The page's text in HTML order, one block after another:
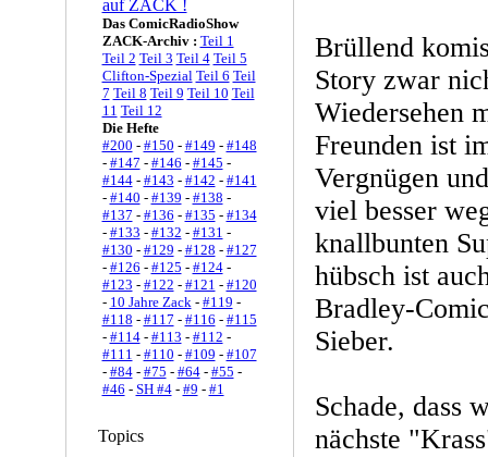
Das ComicRadioShow
ZACK-Archiv : Teil 1
Teil 2 Teil 3 Teil 4 Teil 5
Clifton-Spezial Teil 6 Teil
7 Teil 8 Teil 9 Teil 10 Teil
11 Teil 12
Die Hefte
#200 - #150 - #149 - #148
- #147 - #146 - #145 -
#144- #143 - #142 - #141
- #140 - #139 - #138 -
#137 - #136 - #135 - #134
- #133 - #132 - #131 -
#130 - #129 - #128 - #127
- #126 - #125 - #124-
#123 - #122 - #121 - #120
- 10 Jahre Zack- #119 -
#118 - #117 - #116 - #115
- #114- #113 - #112 -
#111 - #110 - #109 - #107
- #84- #75 - #64- #55 -
#46 - SH #4- #9 - #1
Topics
Brüllend
Story zwar
Wiedersehen
Freunden ist
Vergnügen
viel besser
knallbunten
hübsch ist
Bradley-
Sieber.
Schade, dass
nächste